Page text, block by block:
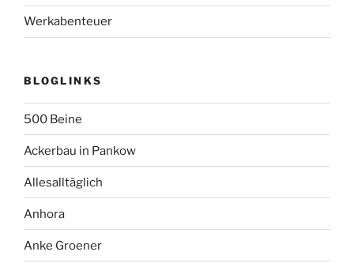
Werkabenteuer
BLOGLINKS
500 Beine
Ackerbau in Pankow
Allesalltäglich
Anhora
Anke Groener